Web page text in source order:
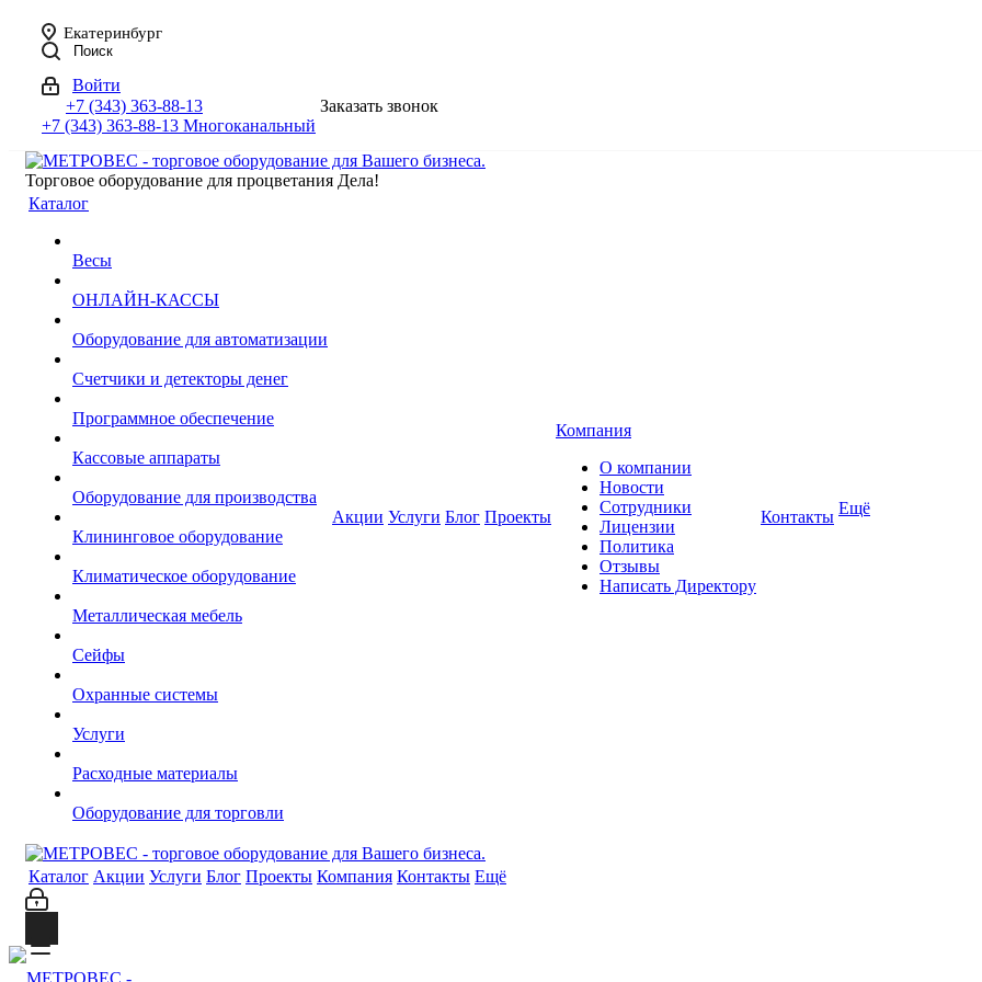
Екатеринбург
Поиск
Войти
+7 (343) 363-88-13
+7 (343) 363-88-13 Многоканальный
Заказать звонок
Торговое оборудование для процветания Дела!
Каталог
Весы
ОНЛАЙН-КАССЫ
Оборудование для автоматизации
Счетчики и детекторы денег
Программное обеспечение
Кассовые аппараты
Оборудование для производства
Клининговое оборудование
Климатическое оборудование
Металлическая мебель
Сейфы
Охранные системы
Услуги
Расходные материалы
Оборудование для торговли
Акции Услуги Блог Проекты
Компания
О компании
Новости
Сотрудники
Лицензии
Политика
Отзывы
Написать Директору
Контакты Ещё
Каталог Акции Услуги Блог Проекты Компания Контакты Ещё